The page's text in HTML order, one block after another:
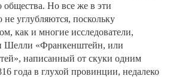
общества. Но все же в эти
углубляются, поскольку
как и многие исследователи,
Шелли «Франкенштейн, или
написанный от скуки одним
года в глухой провинции, недалеко